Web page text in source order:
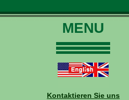
MENU
Touren
Daten und Preise
Kontaktieren Sie uns